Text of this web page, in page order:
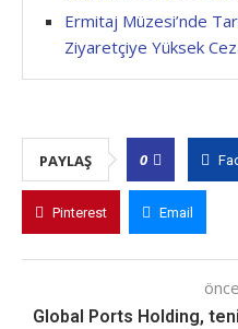
Ermitaj Müzesi’nde
Ziyaretçiye Yüksek
PAYLAŞ 0
Pinterest Email
Global Ports Holding,